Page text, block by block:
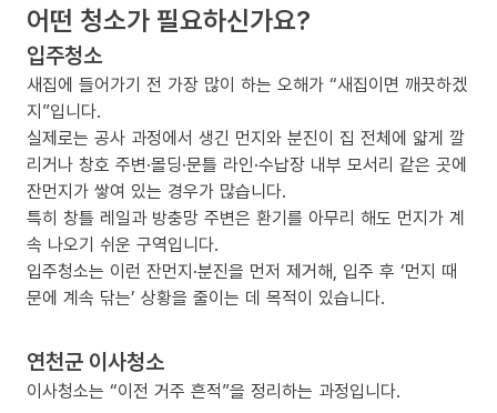
어떤 청소가 필요하신가요?
입주청소
새집에 들어가기 전 가장 많이 하는 오해가 “새집이면 깨끗하겠
지”입니다.
실제로는 공사 과정에서 생긴 먼지와 분진이 집 전체에 얇게 깔
리거나 창호 주변·몰딩·문틀 라인·수납장 내부 모서리 같은 곳에
잔먼지가 쌓여 있는 경우가 많습니다.
특히 창틀 레일과 방충망 주변은 환기를 아무리 해도 먼지가 계
속 나오기 쉬운 구역입니다.
입주청소는 이런 잔먼지·분진을 먼저 제거해, 입주 후 ‘먼지 때
문에 계속 닦는’ 상황을 줄이는 데 목적이 있습니다.
연천군 이사청소
이사청소는 “이전 거주 흔적”을 정리하는 과정입니다.